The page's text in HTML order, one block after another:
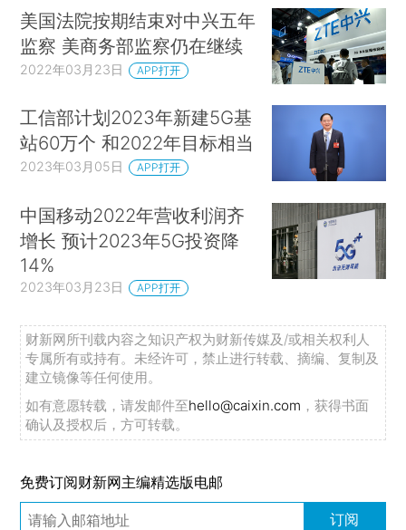
美国法院按期结束对中兴五年
监察 美商务部监察仍在继续
2022年03月23日 APP打开
工信部计划2023年新建5G基
站60万个 和2022年目标相当
2023年03月05日 APP打开
中国移动2022年营收利润齐
增长 预计2023年5G投资降
14%
2023年03月23日 APP打开
财新网所刊载内容之知识产权为财新传媒及/或相关权利人
专属所有或持有。未经许可，禁止进行转载、摘编、复制及
建立镜像等任何使用。
如有意愿转载，请发邮件至hello@caixin.com ，获得书面
确认及授权后，方可转载。
免费订阅财新网主编精选版电邮
订阅